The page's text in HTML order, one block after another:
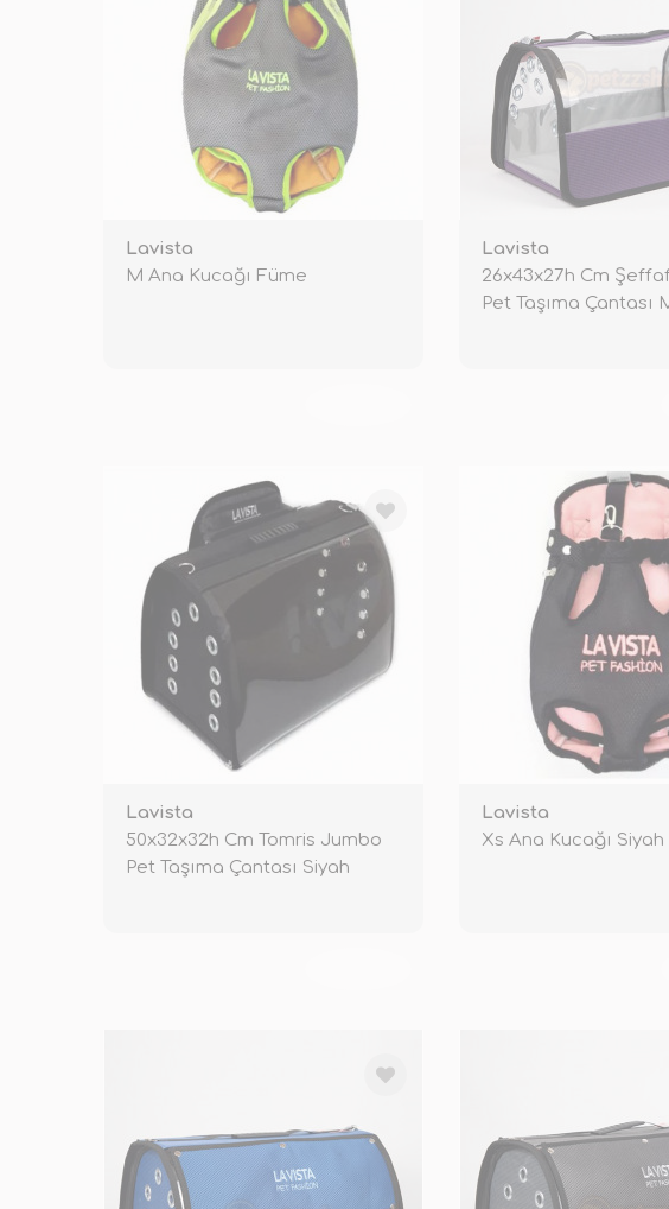
Lavista
M Ana Kucağı Füme
Lavista
26x43x27h Cm
Pet Taşıma Çantası
Lavista
50x32x32h Cm Tomris Jumbo
Pet Taşıma Çantası Siyah
Lavista
Xs Ana Kucağı Siyah